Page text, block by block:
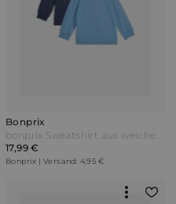
Bonprix
bonprix Sweatshirt aus weichem Baumwoll-Mix (2er Pack) Blau
17,99 €
Bonprix | Versand: 4,95 €